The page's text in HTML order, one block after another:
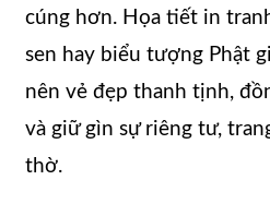
cúng hơn. Họa tiết in
sen hay biểu tượng Phật
nên vẻ đẹp thanh tịnh,
và giữ gìn sự riêng tư,
thờ.